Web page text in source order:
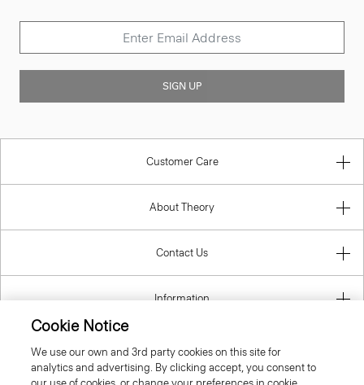
SIGN UP
Customer Care
About Theory
Contact Us
Information
Italy
Cookie Notice
We use our own and 3rd party cookies on this site for
analytics and advertising. By clicking accept, you consent to